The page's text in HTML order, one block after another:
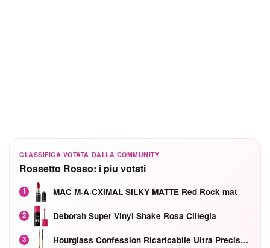
CLASSIFICA VOTATA DALLA COMMUNITY
Rossetto Rosso: i piu votati
1 MAC M·A·CXIMAL SILKY MATTE Red Rock mat
2 Deborah Super Vinyl Shake Rosa Ciliegia
3 Hourglass Confession Ricaricabile Ultra Preciso Ad Alta Intensità Secretly Classic Red